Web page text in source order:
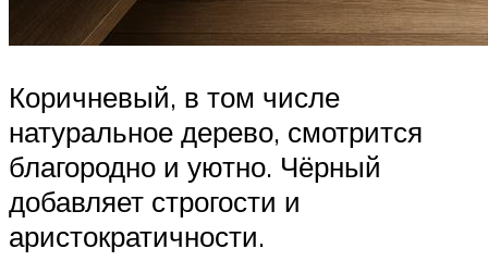
Коричневый, в том числе
натуральное дерево, смотрится
благородно и уютно. Чёрный
добавляет строгости и
аристократичности.